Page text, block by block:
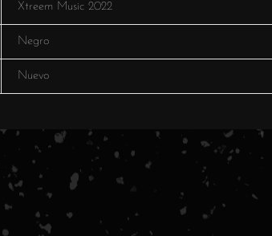
Xtreem Music 2022
Negro
Nuevo